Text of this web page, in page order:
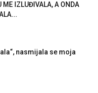
ME IZLUĐIVALA, A ONDA
nasmijala se moja